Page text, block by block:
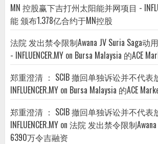
MN 控股赢下吉打州太阳能并网项目 -
能 颁布1.378亿合约于MN控股
法院 发出禁令限制Awana JV Suria Saga动
- INFLUENCER.MY on Bursa Malaysia 的ACE
郑重澄清 ： SCIB 撤回单独诉讼并不代表
INFLUENCER.MY on Bursa Malaysia 的ACE
郑重澄清 ： SCIB 撤回单独诉讼并不代表
INFLUENCER.MY on 法院 发出禁令限制Awana
6390万令吉融资